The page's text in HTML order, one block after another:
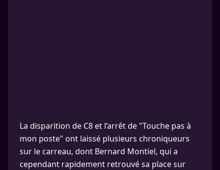
La disparition de C8 et l’arrêt de "Touche pas à
mon poste" ont laissé plusieurs chroniqueurs
sur le carreau, dont Bernard Montiel, qui a
cependant rapidement retrouvé sa place sur